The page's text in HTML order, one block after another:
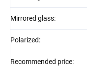
Mirrored glass:
Polarized:
Recommended price: